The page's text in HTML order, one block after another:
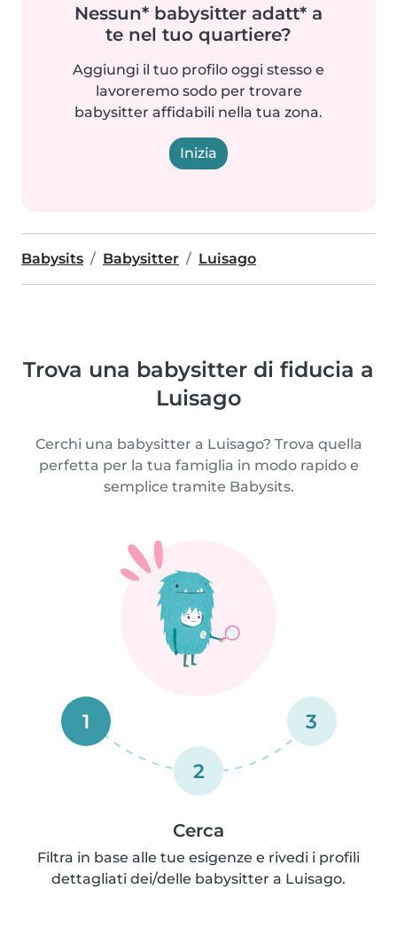
Nessun* babysitter adatt* a
te nel tuo quartiere?
Aggiungi il tuo profilo oggi stesso e
lavoreremo sodo per trovare
babysitter affidabili nella tua zona.
Inizia
Babysits Babysitter Luisago
Trova una babysitter di fiducia a
Luisago
Cerchi una babysitter a Luisago? Trova quella
perfetta per la tua famiglia in modo rapido e
semplice tramite Babysits.
1
2
3
Cerca
Filtra in base alle tue esigenze e rivedi i profili
dettagliati dei/delle babysitter a Luisago.